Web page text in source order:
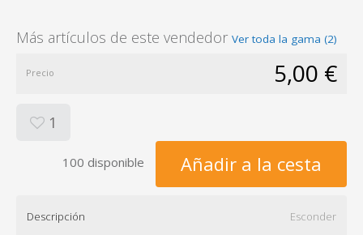
Más artículos de este vendedor Ver toda la gama (2)
Precio 5,00 €
1
100 disponible Añadir a la cesta
Descripción Esconder